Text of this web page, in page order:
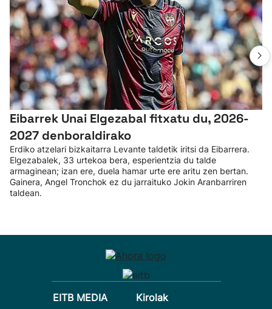
Eibarrek Unai Elgezabal fitxatu du, 2026-
2027 denboraldirako
Erdiko atzelari bizkaitarra Levante taldetik iritsi da Eibarrera.
Elgezabalek, 33 urtekoa bera, esperientzia du talde
armaginean; izan ere, duela hamar urte ere aritu zen bertan.
Gainera, Angel Tronchok ez du jarraituko Jokin Aranbarriren
taldean.
EITB MEDIA Kirolak